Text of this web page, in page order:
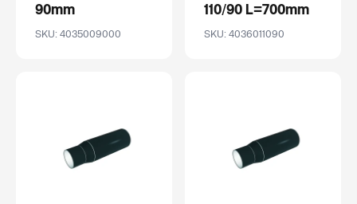
90mm
SKU: 4035009000
110/90 L=700mm
SKU: 4036011090